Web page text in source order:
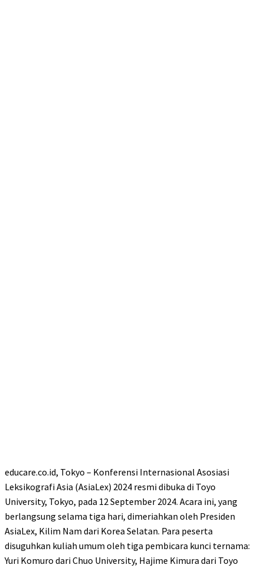
educare.co.id, Tokyo – Konferensi Internasional Asosiasi
Leksikografi Asia (AsiaLex) 2024 resmi dibuka di Toyo
University, Tokyo, pada 12 September 2024. Acara ini, yang
berlangsung selama tiga hari, dimeriahkan oleh Presiden
AsiaLex, Kilim Nam dari Korea Selatan. Para peserta
disuguhkan kuliah umum oleh tiga pembicara kunci ternama:
Yuri Komuro dari Chuo University, Hajime Kimura dari Toyo